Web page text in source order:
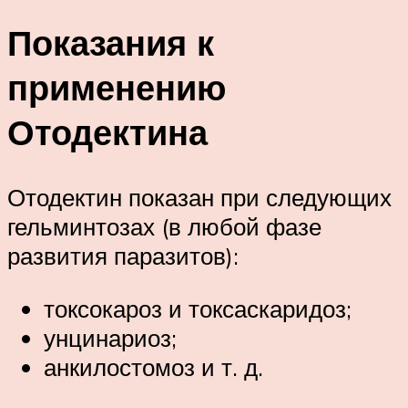
Показания к
применению
Отодектина
Отодектин показан при следующих
гельминтозах (в любой фазе
развития паразитов):
токсокароз и токсаскаридоз;
унцинариоз;
анкилостомоз и т. д.